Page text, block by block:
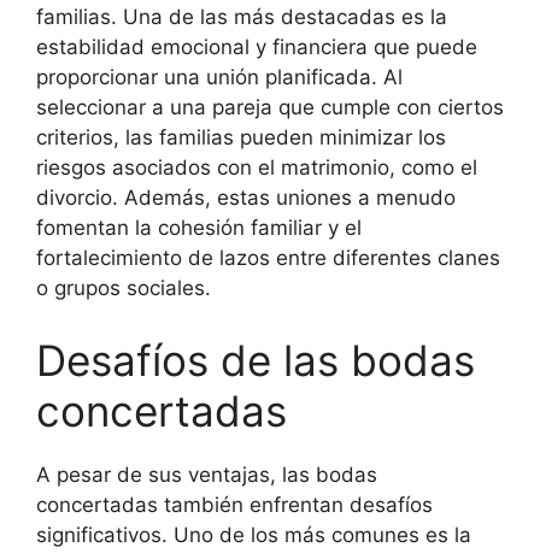
familias. Una de las más destacadas es la
estabilidad emocional y financiera que puede
proporcionar una unión planificada. Al
seleccionar a una pareja que cumple con ciertos
criterios, las familias pueden minimizar los
riesgos asociados con el matrimonio, como el
divorcio. Además, estas uniones a menudo
fomentan la cohesión familiar y el
fortalecimiento de lazos entre diferentes clanes
o grupos sociales.
Desafíos de las bodas
concertadas
A pesar de sus ventajas, las bodas
concertadas también enfrentan desafíos
significativos. Uno de los más comunes es la